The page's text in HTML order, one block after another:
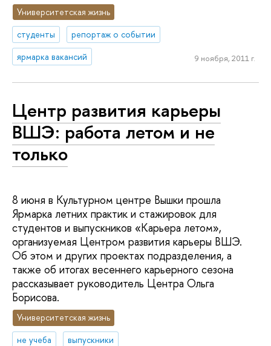
Университетская жизнь
студенты
репортаж о событии
ярмарка вакансий
9 ноября, 2011 г.
Центр развития карьеры
ВШЭ: работа летом и не
только
8 июня в Культурном центре Вышки прошла
Ярмарка летних практик и стажировок для
студентов и выпускников «Карьера летом»,
организуемая Центром развития карьеры ВШЭ.
Об этом и других проектах подразделения, а
также об итогах весеннего карьерного сезона
рассказывает руководитель Центра Ольга
Борисова.
Университетская жизнь
не учеба
выпускники